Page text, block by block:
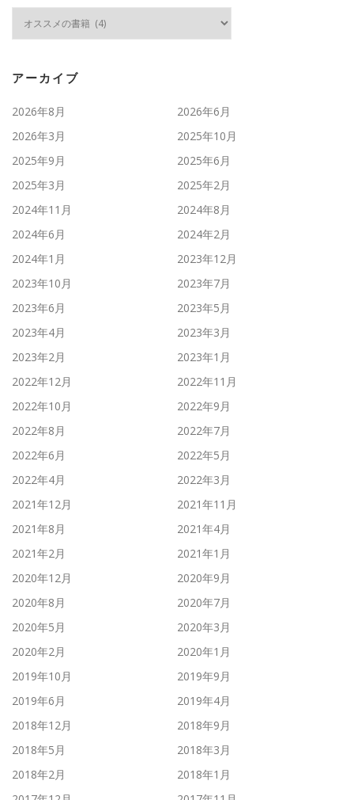
ー
アーカイブ
2026年8月
2026年6月
2026年3月
2025年10月
2025年9月
2025年6月
2025年3月
2025年2月
2024年11月
2024年8月
2024年6月
2024年2月
2024年1月
2023年12月
2023年10月
2023年7月
2023年6月
2023年5月
2023年4月
2023年3月
2023年2月
2023年1月
2022年12月
2022年11月
2022年10月
2022年9月
2022年8月
2022年7月
2022年6月
2022年5月
2022年4月
2022年3月
2021年12月
2021年11月
2021年8月
2021年4月
2021年2月
2021年1月
2020年12月
2020年9月
2020年8月
2020年7月
2020年5月
2020年3月
2020年2月
2020年1月
2019年10月
2019年9月
2019年6月
2019年4月
2018年12月
2018年9月
2018年5月
2018年3月
2018年2月
2018年1月